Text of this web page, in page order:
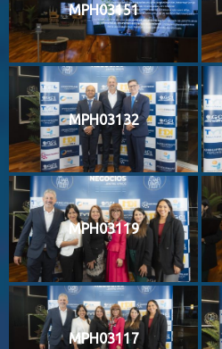
MPH03151
MPH03132
MPH03119
MPH03117